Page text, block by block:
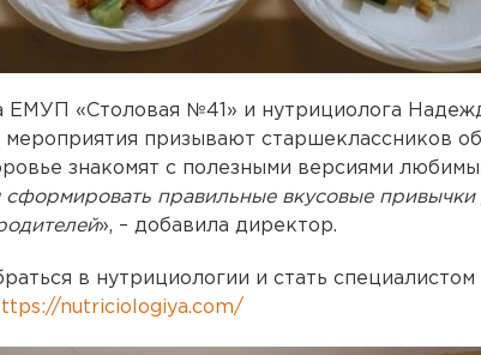
ЕМУП «Столовая №41» и нутрициолога
призывают старшеклассников
знакомят с полезными версиями
правильные вкусовые привычки
», – добавила директор.
в нутрициологии и стать
nutriciologiya.com/